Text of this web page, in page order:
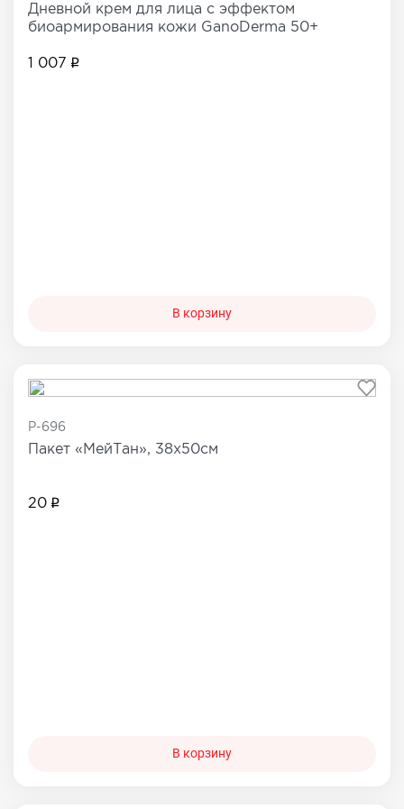
Дневной крем для лица с эффектом
биоармирования кожи GanoDerma 50+
1 007
В корзину
P-696
Пакет «МейТан», 38х50см
20
В корзину